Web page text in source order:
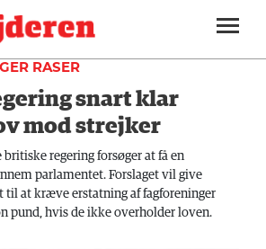
RASER
snart klar
mod strejker
regering forsøger at få en
parlamentet. Forslaget vil give
til at kræve erstatning af fagforeninger
pund, hvis de ikke overholder loven.